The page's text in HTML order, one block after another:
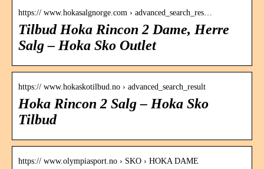
https:// www.hokasalgnorge.com › advanced_search_res…
Tilbud Hoka Rincon 2 Dame, Herre
Salg – Hoka Sko Outlet
https:// www.hokaskotilbud.no › advanced_search_result
Hoka Rincon 2 Salg – Hoka Sko
Tilbud
https:// www.olympiasport.no › SKO › HOKA DAME